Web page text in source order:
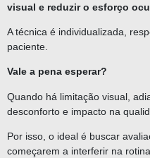
visual e reduzir o esforço
A técnica é individualizada,
paciente.
Vale a pena esperar?
Quando há limitação visual,
desconforto e impacto na
Por isso, o ideal é buscar
começarem a interferir na